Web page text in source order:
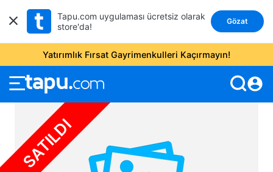
Tapu.com uygulaması ücretsiz olarak
store'da!
Gözat
Yatırımlık Fırsat Gayrimenkulleri Kaçırmayın!
account_circle
SATILDI